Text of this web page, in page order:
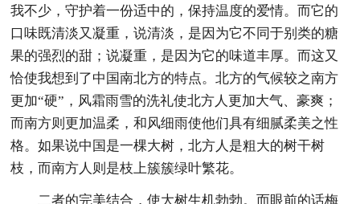
我不少，守护着一份适中的，保持温度的爱情。而它的
口味既清淡又凝重，说清淡，是因为它不同于别类的糖
果的强烈的甜；说凝重，是因为它的味道丰厚。而这又
恰使我想到了中国南北方的特点。北方的气候较之南方
更加“硬”，风霜雨雪的洗礼使北方人更加大气、豪爽；
而南方则更加温柔，和风细雨使他们具有细腻柔美之性
格。如果说中国是一棵大树，北方人是粗大的树干树
枝，而南方人则是枝上簇簇绿叶繁花。
二者的完美结合，使大树生机勃勃。而眼前的话梅